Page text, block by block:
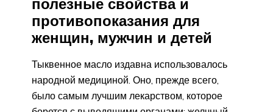
противопоказания для
женщин, мужчин и детей
Тыквенное масло издавна использовалось
народной медициной. Оно, прежде всего,
было самым лучшим лекарством, которое